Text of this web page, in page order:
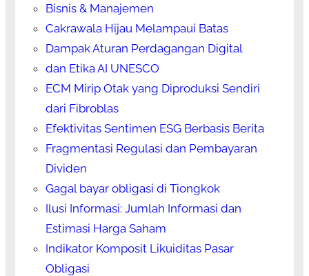
Bisnis & Manajemen
Cakrawala Hijau Melampaui Batas
Dampak Aturan Perdagangan Digital
dan Etika AI UNESCO
ECM Mirip Otak yang Diproduksi Sendiri
dari Fibroblas
Efektivitas Sentimen ESG Berbasis Berita
Fragmentasi Regulasi dan Pembayaran
Dividen
Gagal bayar obligasi di Tiongkok
Ilusi Informasi: Jumlah Informasi dan
Estimasi Harga Saham
Indikator Komposit Likuiditas Pasar
Obligasi